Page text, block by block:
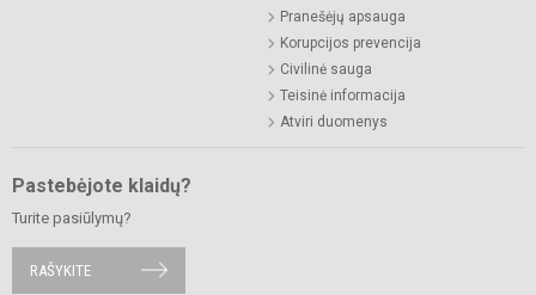
Pranešėjų apsauga
Korupcijos prevencija
Civilinė sauga
Teisinė informacija
Atviri duomenys
Pastebėjote klaidų?
Turite pasiūlymų?
RAŠYKITE